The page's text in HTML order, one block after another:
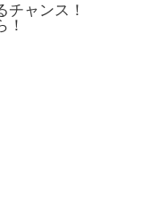
ャンス！
！